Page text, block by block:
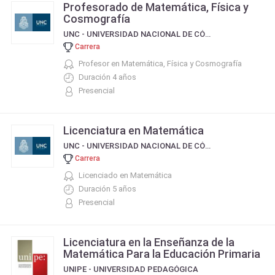
Profesorado de Matemática, Física y
Cosmografía
UNC - UNIVERSIDAD NACIONAL DE CÓRDOBA
Carrera
Profesor en Matemática, Física y Cosmografía
Duración 4 años
Presencial
Licenciatura en Matemática
UNC - UNIVERSIDAD NACIONAL DE CÓRDOBA
Carrera
Licenciado en Matemática
Duración 5 años
Presencial
Licenciatura en la Enseñanza de la
Matemática Para la Educación Primaria
UNIPE - UNIVERSIDAD PEDAGÓGICA